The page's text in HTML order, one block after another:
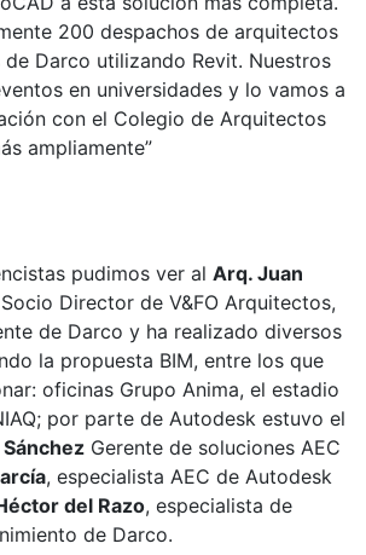
200 despachos de arquitectos
Darco utilizando Revit. Nuestros
en universidades y lo vamos a
con el Colegio de Arquitectos
ampliamente”
pudimos ver al Arq. Juan
Socio Director de V&FO Arquitectos,
de Darco y ha realizado diversos
la propuesta BIM, entre los que
oficinas Grupo Anima, el estadio
por parte de Autodesk estuvo el
Gerente de soluciones AEC
, especialista AEC de Autodesk
del Razo, especialista de
de Darco.